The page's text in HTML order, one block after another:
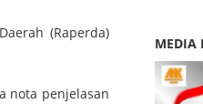
(Raperda)
nota penjelasan
MEDIA